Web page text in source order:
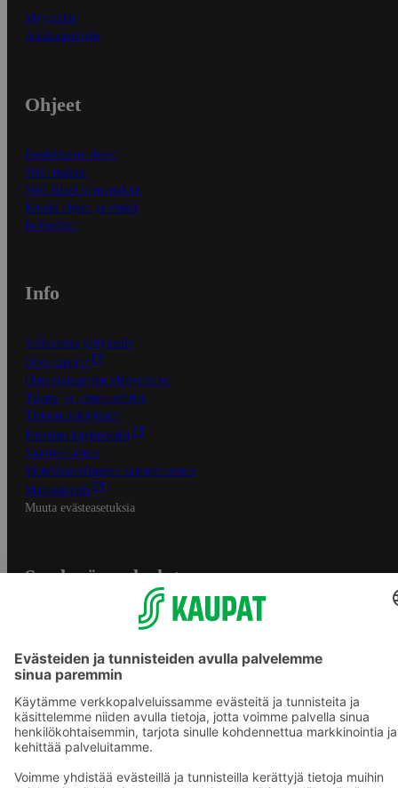
Myymälät
Asiakaspalvelu
Ohjeet
Ensitilaajan ohjeet
Näin maksat
Näin tilaat ja muokkaat
Kaikki ohjeet ja vinkit
In English
Info
S-Business yrityksille
Oiva-raportit
Osuuskauppojen yhteystiedot
Tilaus- ja toimitusehdot
Tietosuojakäytäntö
Palvelun käyttöehdot
Saavutettavuus
Mobiilisovelluksen saavutettavuus
Mainostajalle
Muuta evästeasetuksia
S-ryhmän palvelut
Yhteishyvä Ruoka -sovellus
S-ostoslista -sovellus
Prisma.fi
Sokos.fi
S-Pankki
Sokos Hotels